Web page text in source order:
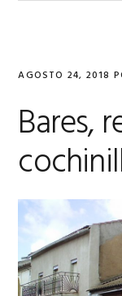
AGOSTO 24, 2018
Bares,